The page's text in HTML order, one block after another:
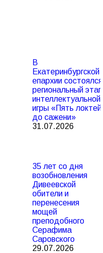
В
Екатеринбургской
епархии состоялся
региональный этап
интеллектуальной
игры «Пять локтей
до сажени»
31.07.2026
35 лет со дня
возобновления
Дивеевской
обители и
перенесения
мощей
преподобного
Серафима
Саровского
29.07.2026